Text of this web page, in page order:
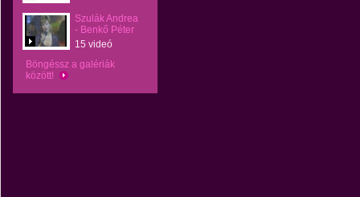
Szulák Andrea
- Benkő Péter
15 videó
Böngéssz a galériák
között!